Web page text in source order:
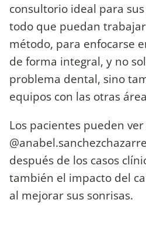
consultorio ideal para
todo que puedan
método, para enfocarse
de forma integral, y no
problema dental, sino
equipos con las otras
Los pacientes pueden
después de los casos
también el impacto del
al mejorar sus sonrisas.